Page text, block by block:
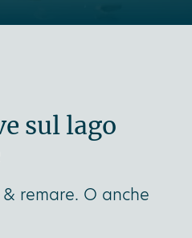
sul lago
remare. O anche